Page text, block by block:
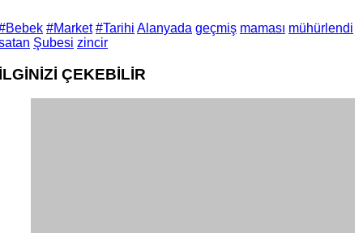
#Market #Tarihi Alanyada geçmiş maması mühürlendi
Şubesi zincir
ÇEKEBİLİR